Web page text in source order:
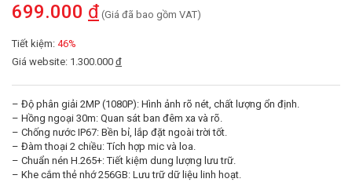
699.000 đ (Giá đã bao gồm VAT)
Tiết kiệm: 46%
Giá website: 1.300.000 đ
– Độ phân giải 2MP (1080P): Hình ảnh rõ nét, chất lượng ổn định.
– Hồng ngoại 30m: Quan sát ban đêm xa và rõ.
– Chống nước IP67: Bền bỉ, lắp đặt ngoài trời tốt.
– Đàm thoại 2 chiều: Tích hợp mic và loa.
– Chuẩn nén H.265+: Tiết kiệm dung lượng lưu trữ.
– Khe cắm thẻ nhớ 256GB: Lưu trữ dữ liệu linh hoạt.